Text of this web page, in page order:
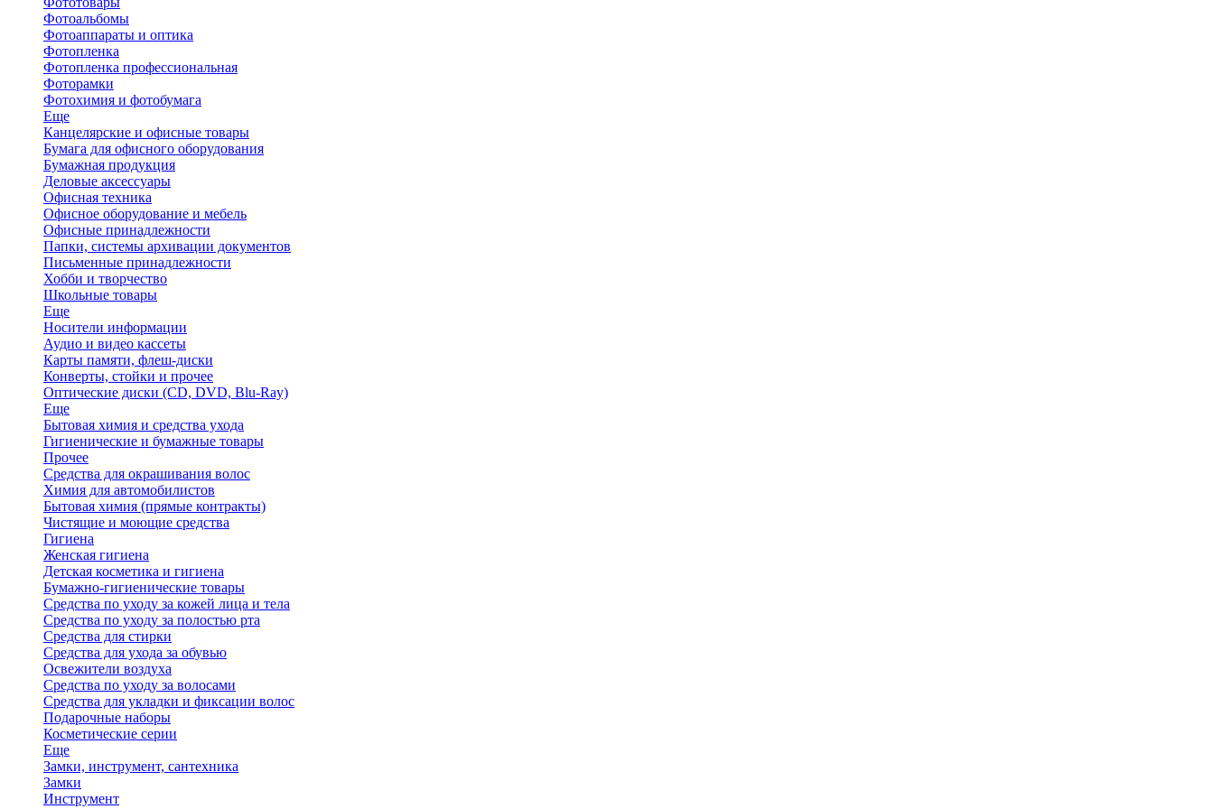
Фотоальбомы
Фотоаппараты и оптика
Фотопленка
Фотопленка профессиональная
Фоторамки
Фотохимия и фотобумага
Еще
Канцелярские и офисные товары
Бумага для офисного оборудования
Бумажная продукция
Деловые аксессуары
Офисная техника
Офисное оборудование и мебель
Офисные принадлежности
Папки, системы архивации документов
Письменные принадлежности
Хобби и творчество
Школьные товары
Еще
Носители информации
Аудио и видео кассеты
Карты памяти, флеш-диски
Конверты, стойки и прочее
Оптические диски (CD, DVD, Blu-Ray)
Еще
Бытовая химия и средства ухода
Гигиенические и бумажные товары
Прочее
Средства для окрашивания волос
Химия для автомобилистов
Бытовая химия (прямые контракты)
Чистящие и моющие средства
Гигиена
Женская гигиена
Детская косметика и гигиена
Бумажно-гигиенические товары
Средства по уходу за кожей лица и тела
Средства по уходу за полостью рта
Средства для стирки
Средства для ухода за обувью
Освежители воздуха
Средства по уходу за волосами
Средства для укладки и фиксации волос
Подарочные наборы
Косметические серии
Еще
Замки, инструмент, сантехника
Замки
Инструмент